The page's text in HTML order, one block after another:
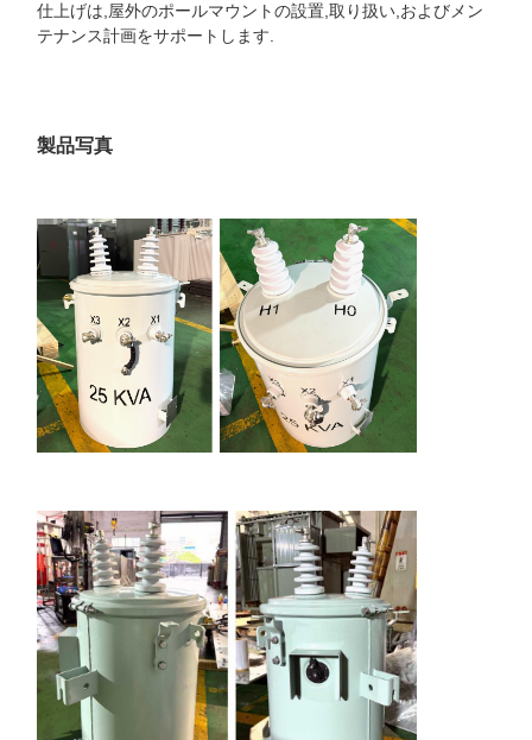
仕上げは,屋外のポールマウントの設置,取り扱い,およびメン
テナンス計画をサポートします.
製品写真